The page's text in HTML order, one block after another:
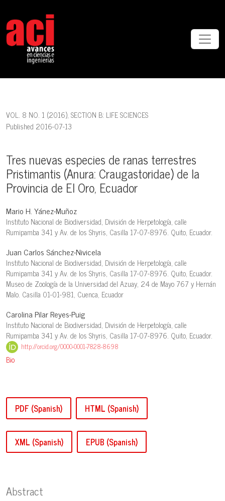
VOL. 8 NO. 1 (2016), SECTION B: LIFE SCIENCES
Tres nuevas especies de ranas terrestres
Pristimantis (Anura: Craugastoridae) de la
Provincia de El Oro, Ecuador
Published 2016-07-13
Mario H. Yánez-Muñoz
Instituto Nacional de Biodiversidad, División de Herpetología, calle
Rumipamba 341 y Av. de los Shyris, Casilla 17-07-8976. Quito, Ecuador.
Juan Carlos Sánchez-Nivicela
Instituto Nacional de Biodiversidad, División de Herpetología, calle
Rumipamba 341 y Av. de los Shyris, Casilla 17-07-8976. Quito, Ecuador.
Museo de Zoología de la Universidad del Azuay, 24 de Mayo 767 y Hernán
Malo. Casilla 01-01-981, Cuenca, Ecuador
Carolina Pilar Reyes-Puig
Instituto Nacional de Biodiversidad, División de Herpetología, calle
Rumipamba 341 y Av. de los Shyris, Casilla 17-07-8976. Quito, Ecuador.
http://orcid.org/0000-0001-7828-8698
Bio
PDF (Spanish) HTML (Spanish)
XML (Spanish) EPUB (Spanish)
Abstract